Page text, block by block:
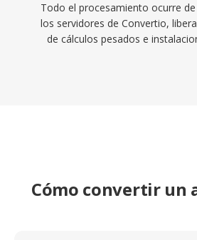
Todo el procesamiento ocurre
los servidores de Convertio,
de cálculos pesados e
Cómo convertir un